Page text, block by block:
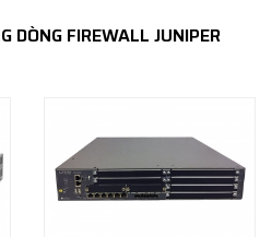
DÒNG FIREWALL JUNIPER